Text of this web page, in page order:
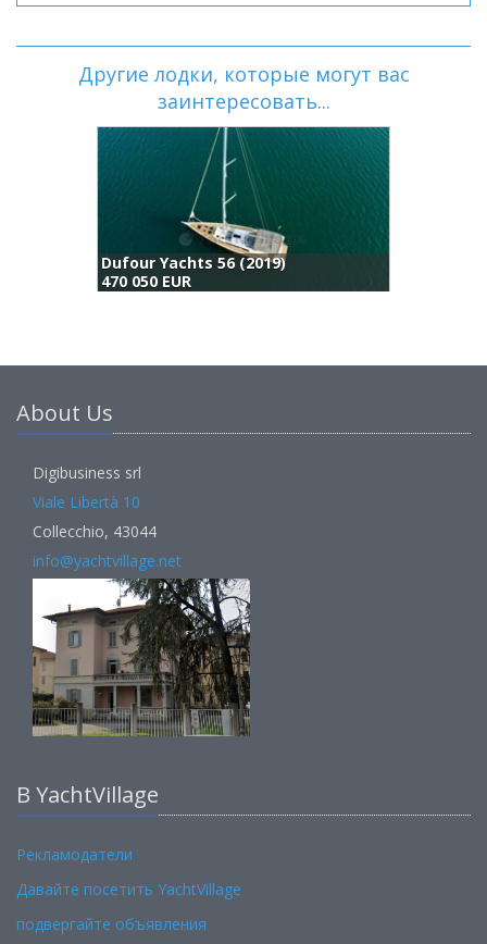
Другие лодки, которые могут вас
заинтересовать...
Dufour Yachts 56 (2019)
470 050 EUR
About Us
Digibusiness srl
Viale Libertà 10
Collecchio, 43044
info@yachtvillage.net
В YachtVillage
Рекламодатели
Давайте посетить YachtVillage
подвергайте объявления